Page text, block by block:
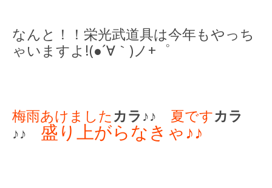
なんと！！栄光武道具は今年もやっち
ゃいますよ!(●´∀｀)ノ+゜
梅雨あけましたカラ♪♪ 夏ですカラ
♪♪ 盛り上がらなきゃ♪♪